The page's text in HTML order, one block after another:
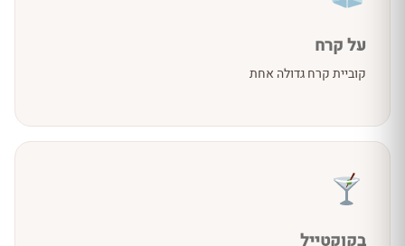
על קרח
קוביית קרח גדולה אחת
בקוקטייל